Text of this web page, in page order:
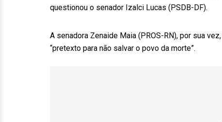
questionou o senador Izalci Lucas (PSDB-DF).
A senadora Zenaide Maia (PROS-RN), por sua
“pretexto para não salvar o povo da morte”.